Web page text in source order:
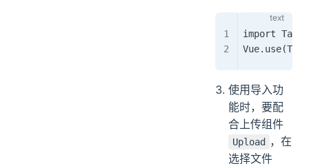
import
使用导入功
能时，要配
合上传组件
Upload
，在
选择文件